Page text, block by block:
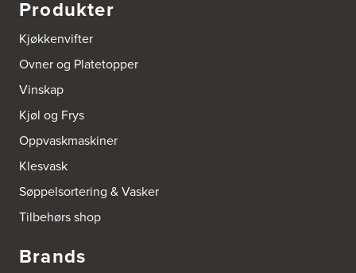
Produkter
Kjøkkenvifter
Ovner og Platetopper
Vinskap
Kjøl og Frys
Oppvaskmaskiner
Klesvask
Søppelsortering & Vasker
Tilbehørs shop
Brands